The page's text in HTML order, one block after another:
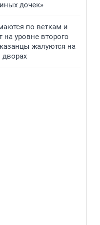
дочек»
по веткам и
на уровне второго
жалуются на